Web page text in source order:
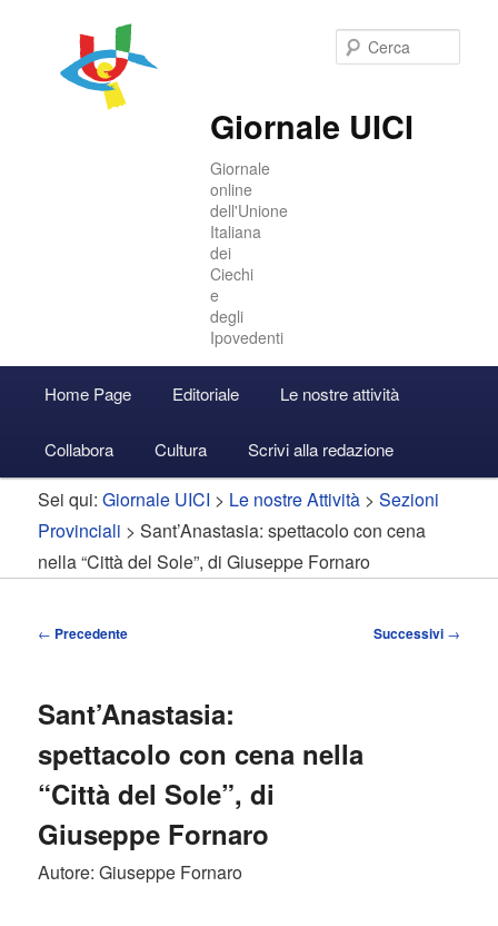
Giornale UICI
Giornale
online
dell'Unione
Italiana
dei
Ciechi
e
degli
Ipovedenti
principale
Vai
al
contenuto
principale
Vai
al
contenuto
secondario
Accedi
Home Page Editoriale Le nostre attività
Collabora Cultura Scrivi alla redazione
Sei qui:Giornale UICI > Le nostre Attività >Sezioni
Provinciali > Sant’Anastasia: spettacolo con cena
nella “Città del Sole”, di Giuseppe Fornaro
Navigazione
← Precedente Successivi →
Sant’Anastasia:
spettacolo con cena nella
“Città del Sole”, di
Giuseppe Fornaro
Autore: Giuseppe Fornaro